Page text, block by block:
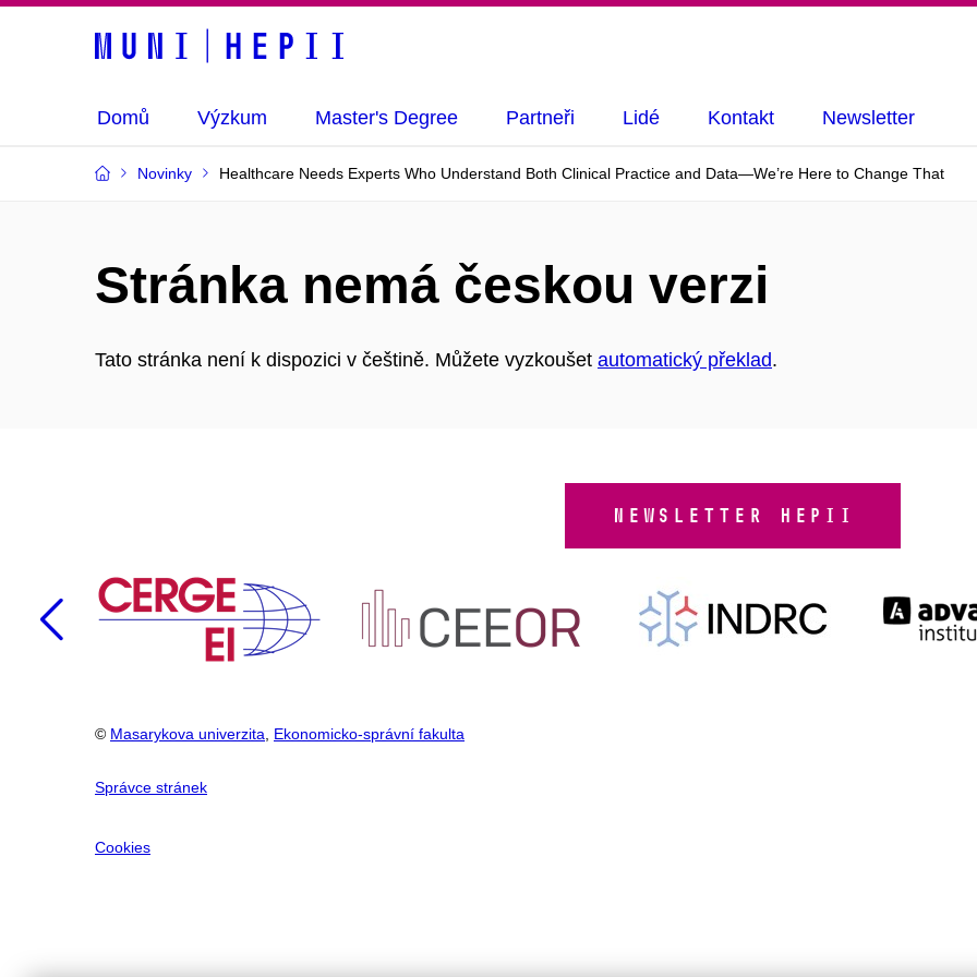
Domů Výzkum Master's Degree Partneři Lidé Kontakt Newsletter
Novinky Healthcare Needs Experts Who Understand Both Clinical Practice and Data—We’re Here to Change That
Stránka nemá českou verzi
Tato stránka není k dispozici v češtině. Můžete vyzkoušet automatický překlad.
NEWSLETTER HEPII
Předchozí
© Masarykova univerzita Ekonomicko-správní fakulta
Správce stránek
Cookies